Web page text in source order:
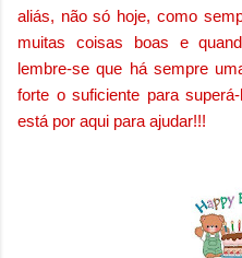
aliás, não só hoje, como
muitas coisas boas e
lembre-se que há sempre
forte o suficiente para
está por aqui para ajudar!!!